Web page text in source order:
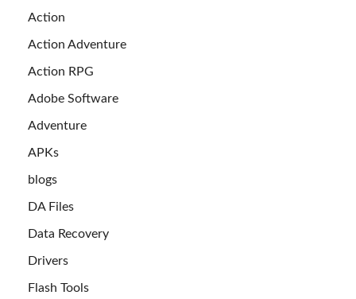
Action
Action Adventure
Action RPG
Adobe Software
Adventure
APKs
blogs
DA Files
Data Recovery
Drivers
Flash Tools